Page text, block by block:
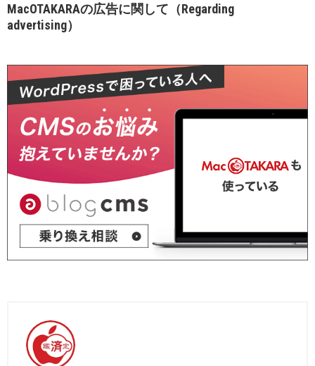
MacOTAKARAの広告に関して（Regarding
advertising）